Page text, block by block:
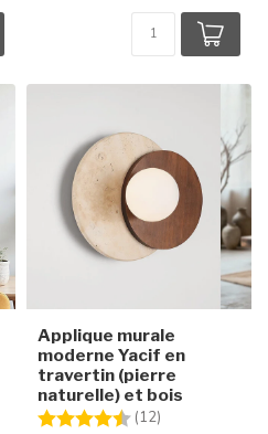
Applique murale
moderne Yacif en
travertin (pierre
naturelle) et bois
Note:
(12)